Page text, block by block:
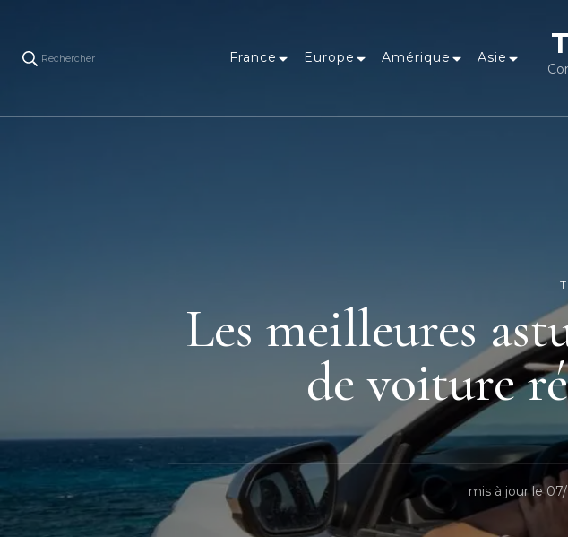
Rechercher France Europe Amérique Asie
Les meilleures
de voiture
mis à jour le